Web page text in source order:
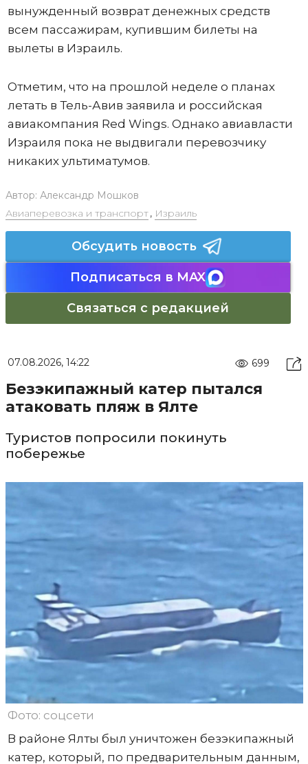
вынужденный возврат денежных средств
всем пассажирам, купившим билеты на
вылеты в Израиль.
Отметим, что на прошлой неделе о планах
летать в Тель-Авив заявила и российская
авиакомпания Red Wings. Однако авиавласти
Израиля пока не выдвигали перевозчику
никаких ультиматумов.
Автор: Александр Мошков
Авиаперевозка и транспорт, Израиль
Обсудить новость
Подписаться в MAX
Связаться с редакцией
07.08.2026, 14:22 699
Безэкипажный катер пытался
атаковать пляж в Ялте
Туристов попросили покинуть
побережье
Фото: соцсети
В районе Ялты был уничтожен безэкипажный
катер, который, по предварительным данным,